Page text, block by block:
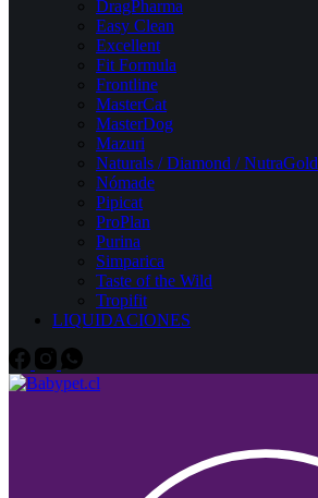
DragPharma
Easy Clean
Excellent
Fit Formula
Frontline
MasterCat
MasterDog
Mazuri
Naturals / Diamond / NutraGold
Nómade
Pipicat
ProPlan
Purina
Simparica
Taste of the Wild
Tropifit
LIQUIDACIONES